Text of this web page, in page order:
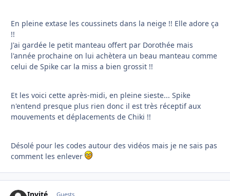
En pleine extase les coussinets dans la neige !! Elle adore ça
!!
J'ai gardée le petit manteau offert par Dorothée mais
l'année prochaine on lui achètera un beau manteau comme
celui de Spike car la miss a bien grossit !!
Et les voici cette après-midi, en pleine sieste... Spike
n'entend presque plus rien donc il est très réceptif aux
mouvements et déplacements de Chiki !!
Désolé pour les codes autour des vidéos mais je ne sais pas
comment les enlever
Guests